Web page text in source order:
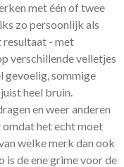
met één of twee
zo persoonlijk als
resultaat - met
verschillende velletjes
gevoelig, sommige
heel bruin.
en weer anderen
omdat het echt moet
welke merk dan ook
is de ene grime voor de